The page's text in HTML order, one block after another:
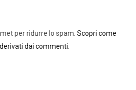
per ridurre lo spam. Scopri come
dai commenti.